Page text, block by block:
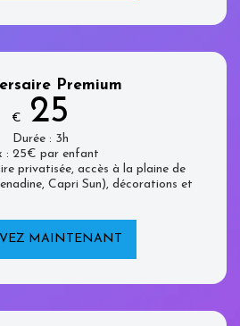
Premium
€ 25
Durée : 3h
: 25€ par enfant
privatisée, accès à la plaine de
Capri Sun), décorations et
MAINTENANT